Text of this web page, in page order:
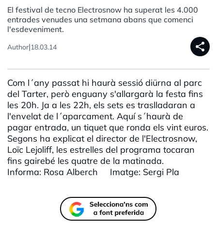
El festival de tecno Electrosnow ha superat les 4.000
entrades venudes una setmana abans que comenci
l'esdeveniment.
Author|18.03.14 share
Com l´any passat hi haurà sessió diürna al parc
del Tarter, però enguany s'allargarà la festa fins
les 20h. Ja a les 22h, els sets es traslladaran a
l'envelat de l´aparcament. Aquí s´haurà de
pagar entrada, un tiquet que ronda els vint euros.
Segons ha explicat el director de l'Electrosnow,
Loïc Lejoliff, les estrelles del programa tocaran
fins gairebé les quatre de la matinada.
Informa: Rosa Alberch Imatge: Sergi Pla